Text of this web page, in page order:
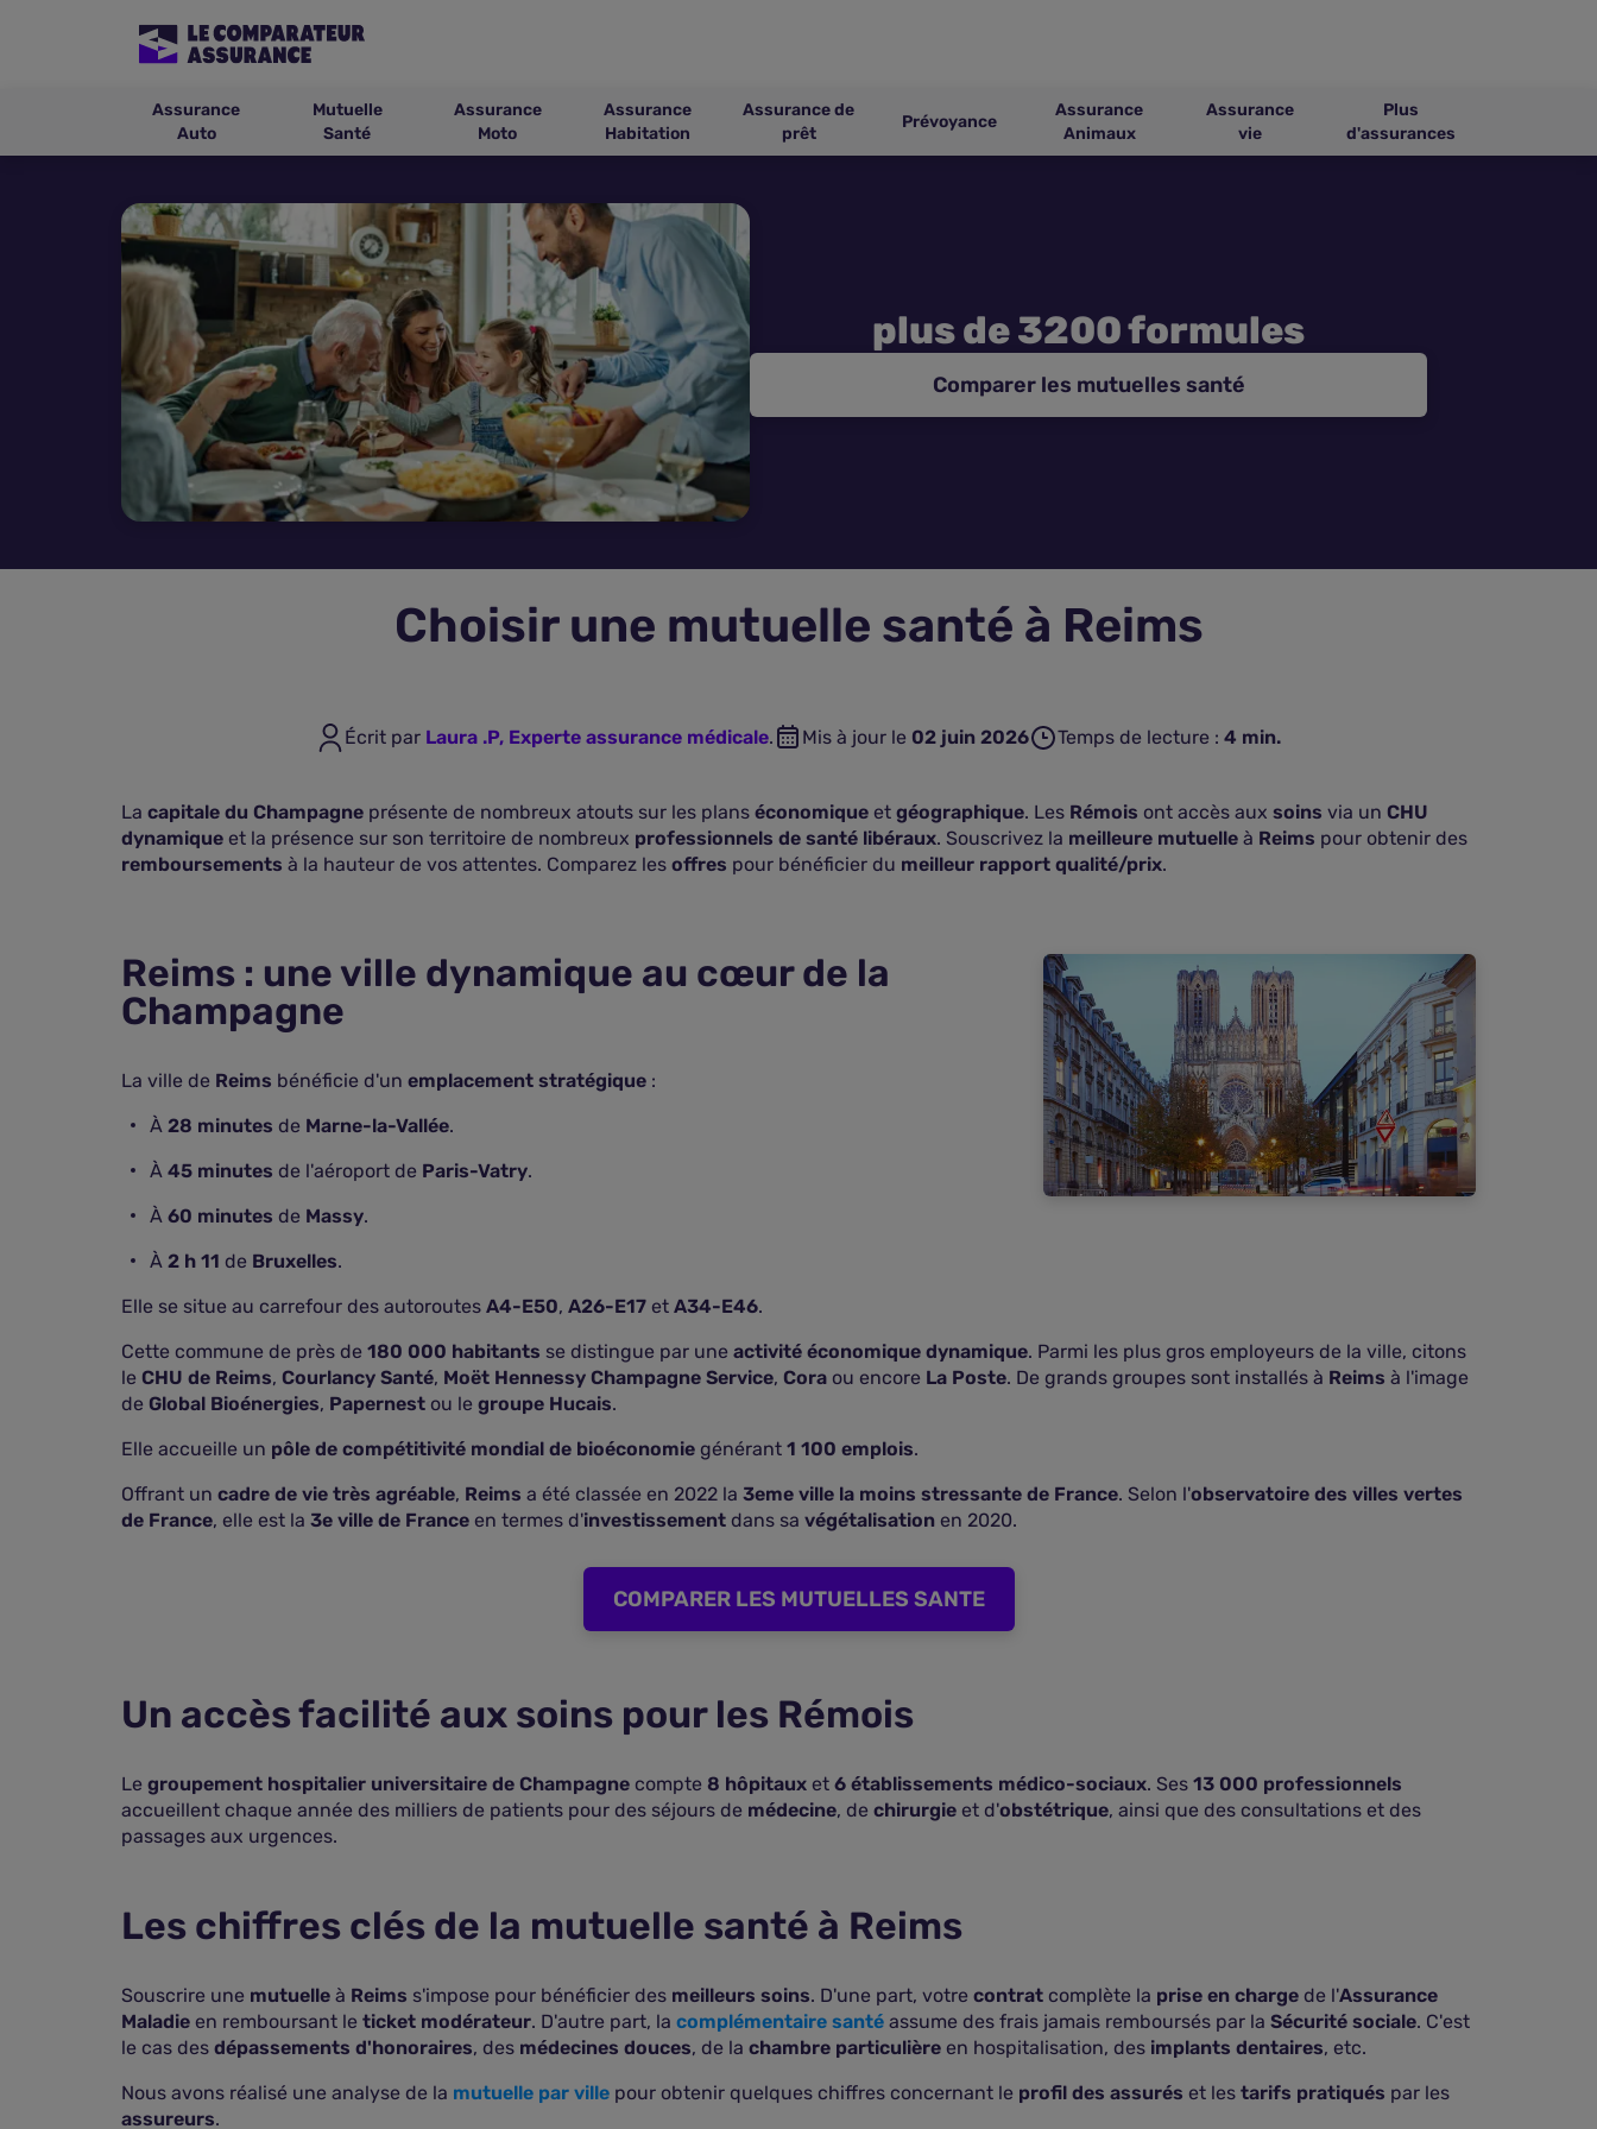
Assurance
Auto
Mutuelle
Santé
Assurance
Moto
Assurance
Habitation
Assurance de
prêt
Prévoyance
Assurance
Animaux
Assurance
vie
Plus
d'assurances
plus de 3200 formules
Comparer les mutuelles santé
Choisir une mutuelle santé à Reims
Écrit par Laura .P, Experte assurance médicale. Mis à jour le 02 juin 2026 Temps de lecture : 4 min.
La capitale du Champagne présente de nombreux atouts sur les plans économique et géographique. Les Rémois ont accès aux soins via un CHU
dynamique et la présence sur son territoire de nombreux professionnels de santé libéraux. Souscrivez la meilleure mutuelle à Reims pour obtenir des
remboursements à la hauteur de vos attentes. Comparez les offres pour bénéficier du meilleur rapport qualité/prix.
Reims : une ville dynamique au cœur de la
Champagne
La ville de Reims bénéficie d'un emplacement stratégique :
À 28 minutes de Marne-la-Vallée.
À 45 minutes de l'aéroport de Paris-Vatry.
À 60 minutes de Massy.
À 2 h 11 de Bruxelles.
Elle se situe au carrefour des autoroutes A4-E50, A26-E17 et A34-E46.
Cette commune de près de 180 000 habitants se distingue par une activité économique dynamique. Parmi les plus gros employeurs de la ville, citons
le CHU de Reims, Courlancy Santé, Moët Hennessy Champagne Service, Cora ou encore La Poste. De grands groupes sont installés à Reims à l'image
de Global Bioénergies, Papernest ou le groupe Hucais.
Elle accueille un pôle de compétitivité mondial de bioéconomie générant 1 100 emplois.
Offrant un cadre de vie très agréable, Reims a été classée en 2022 la 3eme ville la moins stressante de France. Selon l'observatoire des villes vertes
de France, elle est la 3e ville de France en termes d'investissement dans sa végétalisation en 2020.
COMPARER LES MUTUELLES SANTE
Un accès facilité aux soins pour les Rémois
Le groupement hospitalier universitaire de Champagne compte 8 hôpitaux et 6 établissements médico-sociaux. Ses 13 000 professionnels
accueillent chaque année des milliers de patients pour des séjours de médecine, de chirurgie et d'obstétrique, ainsi que des consultations et des
passages aux urgences.
Les chiffres clés de la mutuelle santé à Reims
Souscrire une mutuelle à Reims s'impose pour bénéficier des meilleurs soins. D'une part, votre contrat complète la prise en charge de l'Assurance
Maladie en remboursant le ticket modérateur. D'autre part, la complémentaire santé assume des frais jamais remboursés par la Sécurité sociale. C'est
le cas des dépassements d'honoraires, des médecines douces, de la chambre particulière en hospitalisation, des implants dentaires, etc.
Nous avons réalisé une analyse de la mutuelle par ville pour obtenir quelques chiffres concernant le profil des assurés et les tarifs pratiqués par les
assureurs.